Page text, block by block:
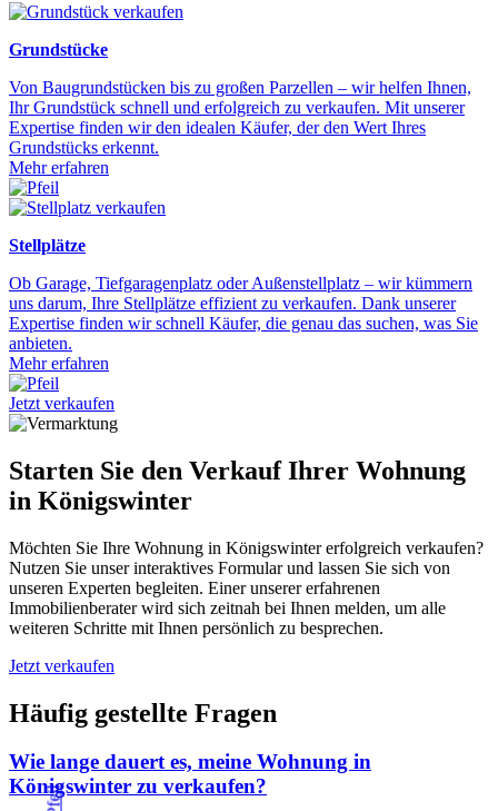
Grundstücke
Von Baugrundstücken bis zu großen Parzellen – wir helfen Ihnen,
Ihr Grundstück schnell und erfolgreich zu verkaufen. Mit unserer
Expertise finden wir den idealen Käufer, der den Wert Ihres
Grundstücks erkennt.
Mehr erfahren
Stellplätze
Ob Garage, Tiefgaragenplatz oder Außenstellplatz – wir kümmern
uns darum, Ihre Stellplätze effizient zu verkaufen. Dank unserer
Expertise finden wir schnell Käufer, die genau das suchen, was Sie
anbieten.
Mehr erfahren
Jetzt verkaufen
Starten Sie den Verkauf Ihrer Wohnung
in Königswinter
Möchten Sie Ihre Wohnung in Königswinter erfolgreich verkaufen?
Nutzen Sie unser interaktives Formular und lassen Sie sich von
unseren Experten begleiten. Einer unserer erfahrenen
Immobilienberater wird sich zeitnah bei Ihnen melden, um alle
weiteren Schritte mit Ihnen persönlich zu besprechen.
Jetzt verkaufen
Häufig gestellte Fragen
Wie lange dauert es, meine Wohnung in
Königswinter zu verkaufen?